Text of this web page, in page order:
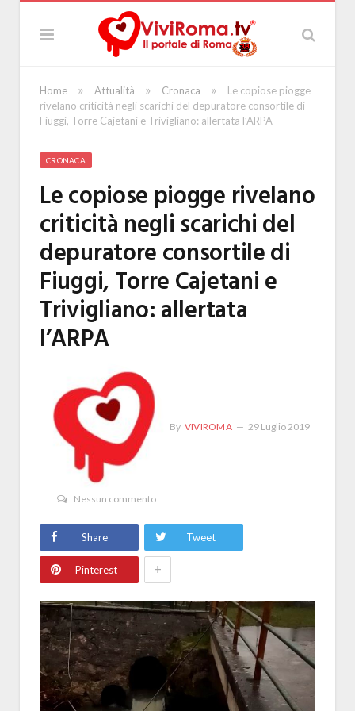
Home » Attualità » Cronaca »
Le copiose piogge
rivelano criticità negli scarichi del depuratore consortile di
Fiuggi, Torre Cajetani e Trivigliano: allertata l’ARPA
CRONACA
Le copiose piogge rivelano
criticità negli scarichi del
depuratore consortile di
Fiuggi, Torre Cajetani e
Trivigliano: allertata
l’ARPA
By VIVIROMA 29 Luglio 2019
Nessun commento
Share Tweet
Pinterest +